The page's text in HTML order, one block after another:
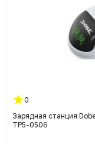
0
Зарядная станция
TP5-0506